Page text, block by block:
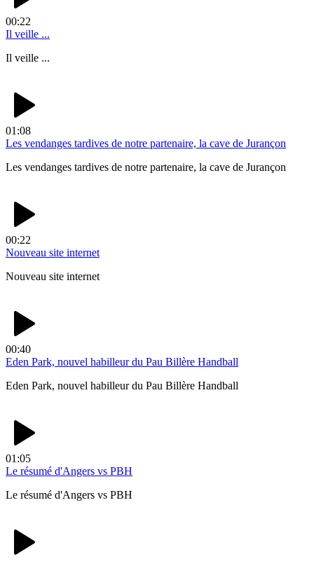
00:22
Il veille ...
Il veille ...
01:08
Les vendanges tardives de notre partenaire, la cave de Jurançon
Les vendanges tardives de notre partenaire, la cave de Jurançon
00:22
Nouveau site internet
Nouveau site internet
00:40
Eden Park, nouvel habilleur du Pau Billère Handball
Eden Park, nouvel habilleur du Pau Billère Handball
01:05
Le résumé d'Angers vs PBH
Le résumé d'Angers vs PBH